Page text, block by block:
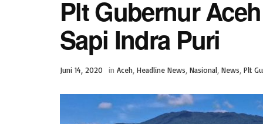
Plt Gubernur
Sapi Indra Puri
Juni 14, 2020 in Aceh Headline News Nasional News Plt